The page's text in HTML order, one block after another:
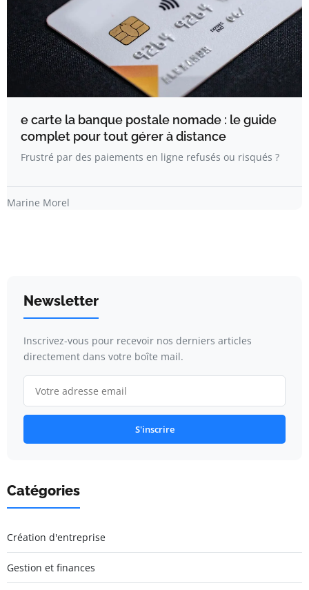
e carte la banque postale nomade : le guide
complet pour tout gérer à distance
Frustré par des paiements en ligne refusés ou risqués ?
Marine Morel
Newsletter
Inscrivez-vous pour recevoir nos derniers articles
directement dans votre boîte mail.
S'inscrire
Catégories
Création d'entreprise
Gestion et finances